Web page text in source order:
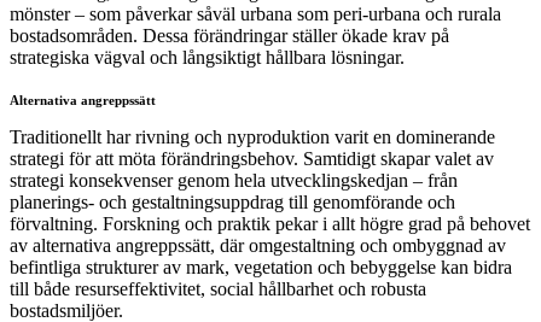
mönster – som påverkar såväl urbana som peri-urbana och rurala
bostadsområden. Dessa förändringar ställer ökade krav på
strategiska vägval och långsiktigt hållbara lösningar.
Alternativa angreppssätt
Traditionellt har rivning och nyproduktion varit en dominerande
strategi för att möta förändringsbehov. Samtidigt skapar valet av
strategi konsekvenser genom hela utvecklingskedjan – från
planerings- och gestaltningsuppdrag till genomförande och
förvaltning. Forskning och praktik pekar i allt högre grad på behovet
av alternativa angreppssätt, där omgestaltning och ombyggnad av
befintliga strukturer av mark, vegetation och bebyggelse kan bidra
till både resurseffektivitet, social hållbarhet och robusta
bostadsmiljöer.